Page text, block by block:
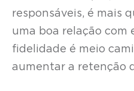
responsáveis, é mais
uma boa relação com
fidelidade é meio
aumentar a retenção